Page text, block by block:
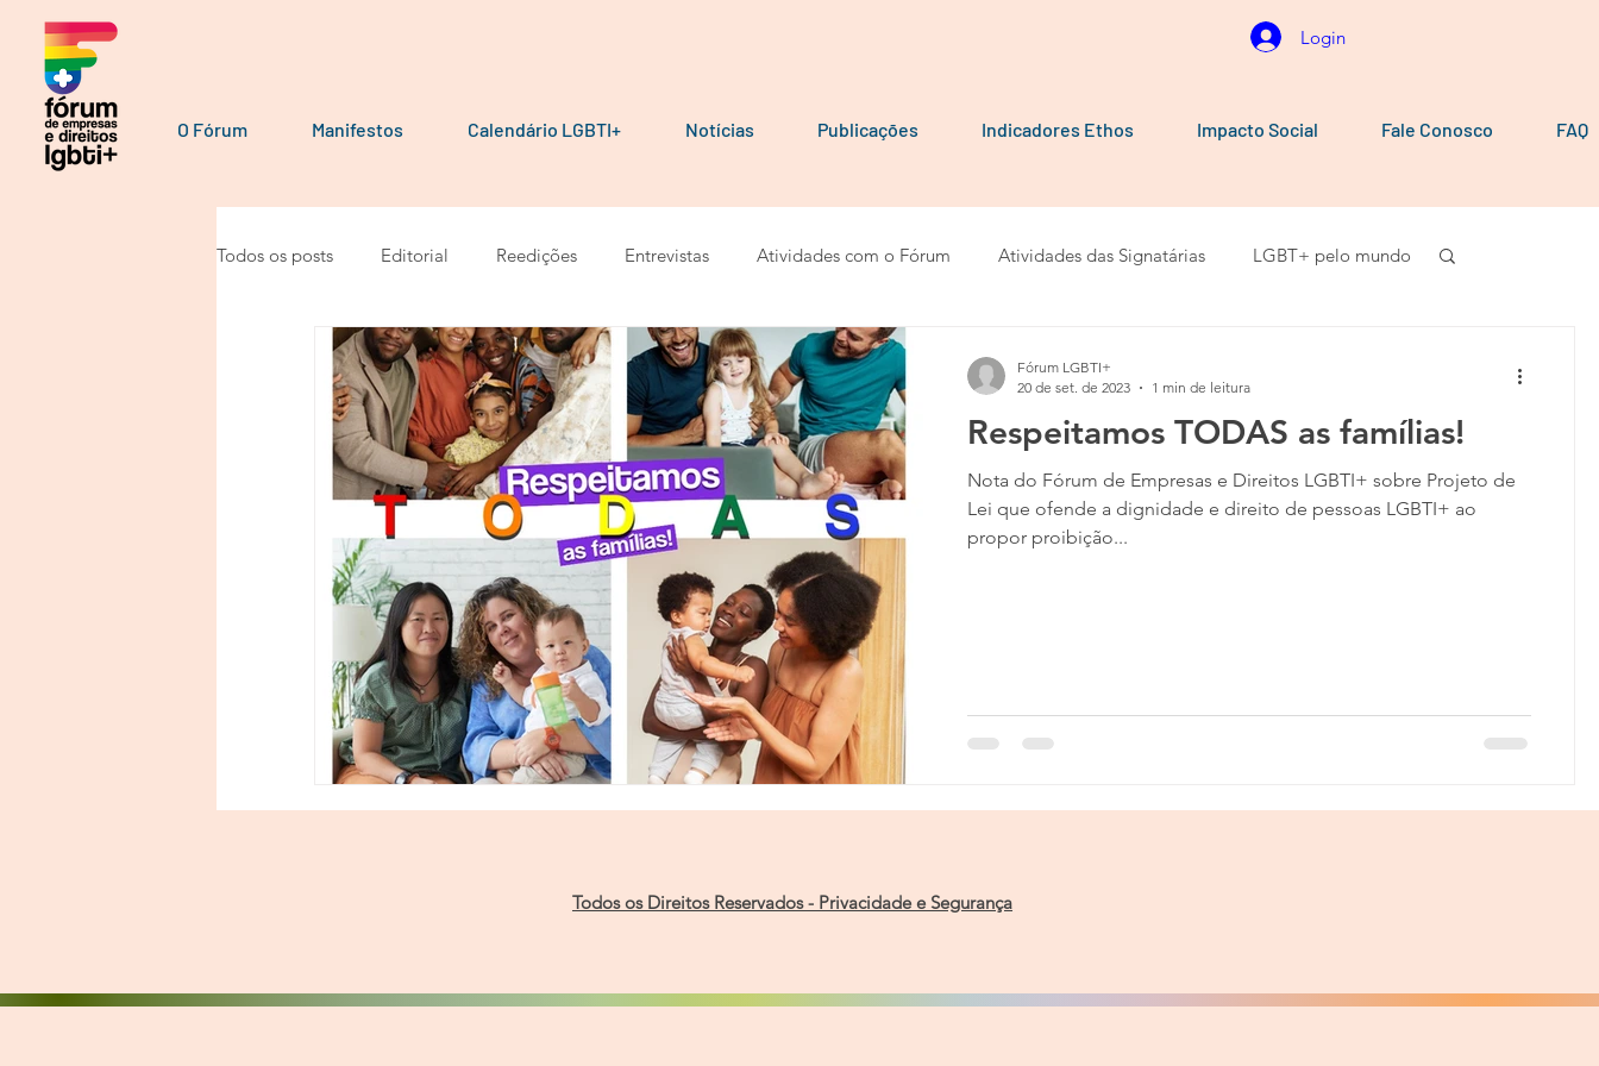
Login
O Fórum Manifestos Calendário LGBTI+ Notícias Publicações Indicadores Ethos Impacto Social Fale Conosco FAQ
Todos os posts Editorial Reedições Entrevistas Atividades com o Fórum Atividades das Signatárias LGBT+ pelo mundo
Por parceiros do Fórum Manuais e Cartilhas Pesquisas Artigos
Manifesto Podcast Respeitamos TODAS as famílias!
Nota do Fórum de Empresas e Direitos LGBTI+ sobre Projeto de
Lei que ofende a dignidade e direito de pessoas LGBTI+ ao
propor proibição...
Fórum LGBTI+
20 de set. de 2023
1 min de leitura
Todos os Direitos Reservados - Privacidade e Segurança